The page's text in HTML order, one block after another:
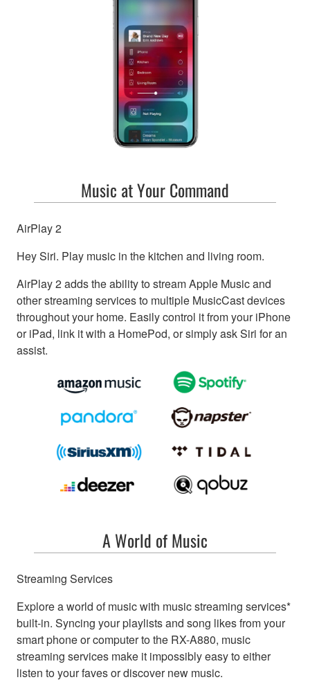
Music at Your Command
AirPlay 2
Hey Siri. Play music in the kitchen and living room.
AirPlay 2 adds the ability to stream Apple Music and
other streaming services to multiple MusicCast devices
throughout your home. Easily control it from your iPhone
or iPad, link it with a HomePod, or simply ask Siri for an
assist.
A World of Music
Streaming Services
Explore a world of music with music streaming services*
built-in. Syncing your playlists and song likes from your
smart phone or computer to the RX-A880, music
streaming services make it impossibly easy to either
listen to your faves or discover new music.